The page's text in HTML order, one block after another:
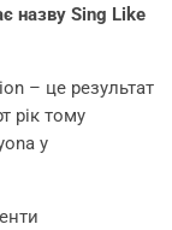
назву Sing Like
– це результат
рік тому
у